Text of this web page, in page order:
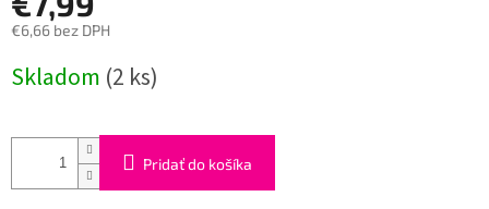
€6,66 bez DPH
cena:
Skladom (2 ks)
Pridať do košíka